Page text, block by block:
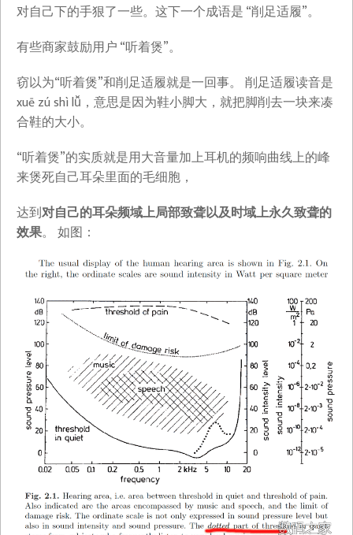
对自己下的手狠了一些。这下一个成语是 “削足适履”。
有些商家鼓励用户 “听着煲”。
窃以为“听着煲”和削足适履就是一回事。 削足适履读音是
xuē zú shì lǚ，意思是因为鞋小脚大，就把脚削去一块来凑
合鞋的大小。
“听着煲”的实质就是用大音量加上耳机的频响曲线上的峰
来煲死自己耳朵里面的毛细胞，
达到对自己的耳朵频域上局部致聋以及时域上永久致聋的
效果。 如图：